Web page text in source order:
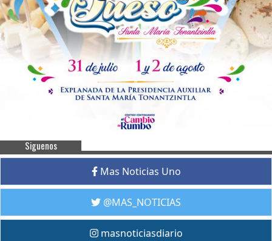
Siguenos
Mas Noticias Uno
@MAS_NOTICIAS
masnoticiasdiario